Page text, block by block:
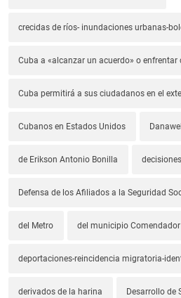
crecidas de ríos- inundaciones urbanas-
Cuba a «alcanzar un acuerdo» o enfrentar
Cuba permitirá a sus ciudadanos en el
Cubanos en Estados Unidos
de Erikson Antonio Bonilla
Defensa de los Afiliados a la Seguridad
del Metro del municipio Comendador
deportaciones-reincidencia migratoria-
derivados de la harina Desarrollo de